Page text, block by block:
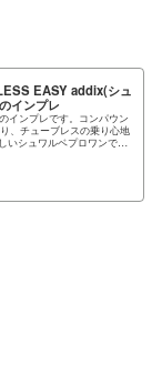
EASY addix(シュ
インプレ
インプレです。コンパウン
、チューブレスの乗り心地
いシュワルベプロワンで